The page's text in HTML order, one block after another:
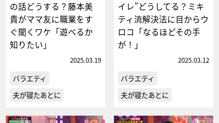
の話どうする？藤本美
貴がママ友に職業をす
ぐ聞くワケ「遊べるか
知りたい」
2025.03.19
バラエティ
夫が寝たあとに
イレ”どうしてる？ミキ
ティ流解決法に目からウ
ロコ「なるほどその手
が！」
2025.03.12
バラエティ
夫が寝たあとに